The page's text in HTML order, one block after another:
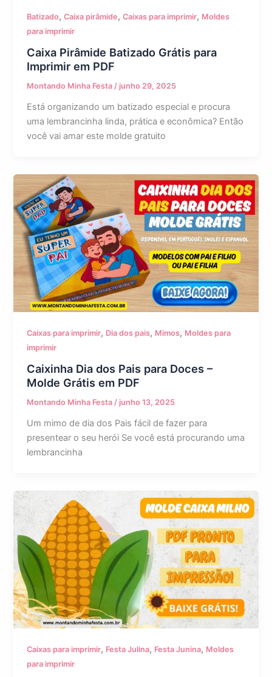
Batizado,Caixa pirâmide,Caixas para imprimir, Moldes
para imprimir
Caixa Pirâmide Batizado Grátis para
Imprimir em PDF
Montando Minha Festa/ junho 29, 2025
Está organizando um batizado especial e procura
uma lembrancinha linda, prática e econômica? Então
você vai amar este molde gratuito
Caixas para imprimir, Dia dos pais, Mimos, Moldes para
imprimir
Caixinha Dia dos Pais para Doces –
Molde Grátis em PDF
Montando Minha Festa/ junho 13, 2025
Um mimo de dia dos Pais fácil de fazer para
presentear o seu herói Se você está procurando uma
lembrancinha
Caixas para imprimir, Festa Julina, Festa Junina, Moldes
para imprimir